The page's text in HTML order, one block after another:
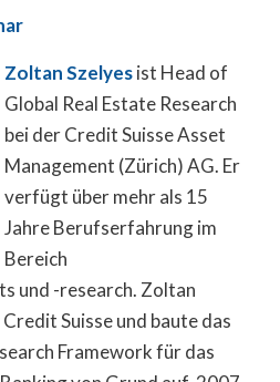
Zoltan Szelyesist Head of
Global Real Estate Research
bei der Credit Suisse Asset
Management (Zürich) AG. Er
verfügt über mehr als 15
Jahre Berufserfahrung im
Bereich
und -research. Zoltan
Suisse und baute das
Framework für das